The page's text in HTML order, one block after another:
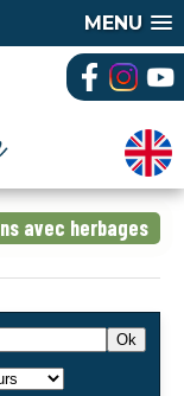
MENU
avec herbages